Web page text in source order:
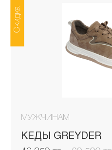
МУЖЧИНАМ
КЕДЫ GREYDER
Скидка